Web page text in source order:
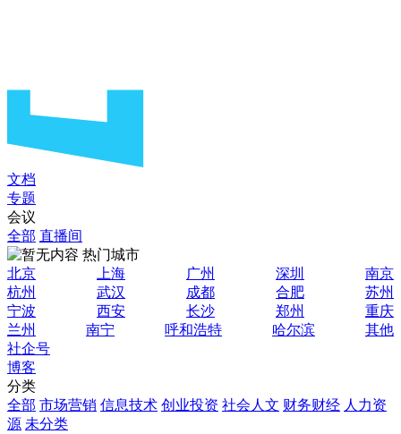
文档
专题
会议
全部 直播间
热门城市
北京
上海 广州 深圳
南京
杭州
武汉 成都 合肥
苏州
宁波
西安 长沙 郑州
重庆
兰州
南宁 呼和浩特 哈尔滨
其他
社企号
博客
分类
全部 市场营销 信息技术 创业投资 社会人文 财务财经 人力资
源 未分类